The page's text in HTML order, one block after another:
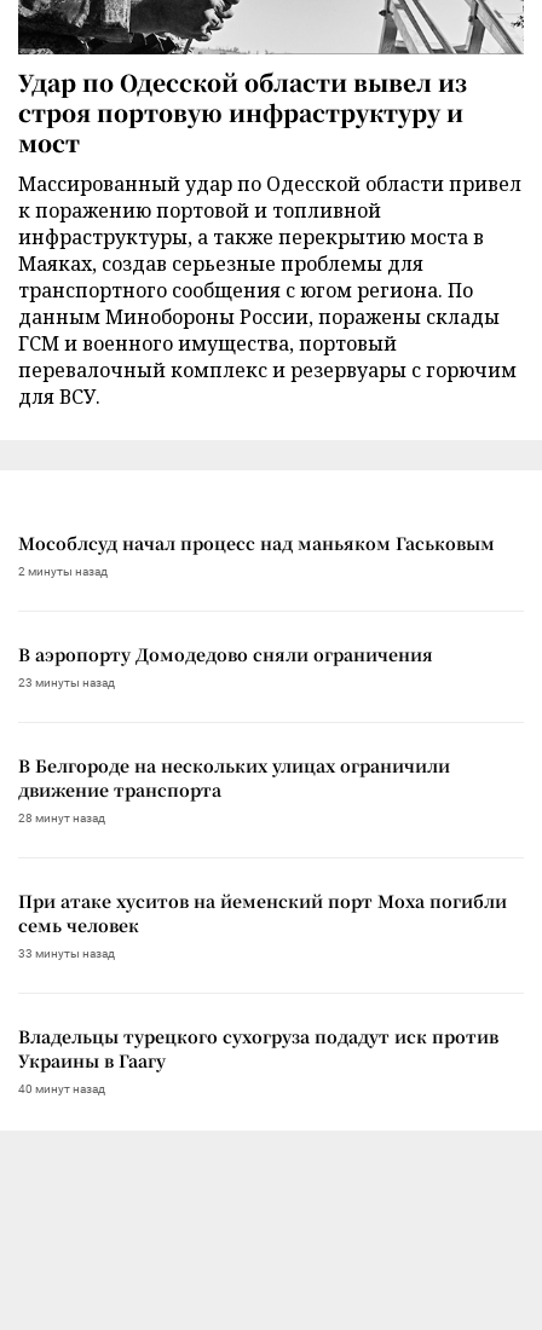
Удар по Одесской области вывел из
строя портовую инфраструктуру и
мост
Массированный удар по Одесской области привел
к поражению портовой и топливной
инфраструктуры, а также перекрытию моста в
Маяках, создав серьезные проблемы для
транспортного сообщения с югом региона. По
данным Минобороны России, поражены склады
ГСМ и военного имущества, портовый
перевалочный комплекс и резервуары с горючим
для ВСУ.
Мособлсуд начал процесс над маньяком Гаськовым
2 минуты назад
В аэропорту Домодедово сняли ограничения
23 минуты назад
В Белгороде на нескольких улицах ограничили
движение транспорта
28 минут назад
При атаке хуситов на йеменский порт Моха погибли
семь человек
33 минуты назад
Владельцы турецкого сухогруза подадут иск против
Украины в Гаагу
40 минут назад